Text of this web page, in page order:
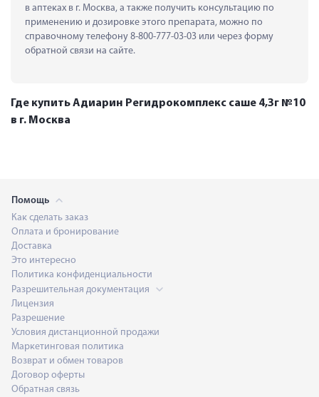
в аптеках в г. Москва, а также получить консультацию по
применению и дозировке этого препарата, можно по
справочному телефону 8-800-777-03-03 или через форму
обратной связи на сайте.
Где купить Адиарин Регидрокомплекс саше 4,3г №10
в г. Москва
Помощь
Как сделать заказ
Оплата и бронирование
Доставка
Это интересно
Политика конфиденциальности
Разрешительная документация
Лицензия
Разрешение
Условия дистанционной продажи
Маркетинговая политика
Возврат и обмен товаров
Договор оферты
Обратная связь